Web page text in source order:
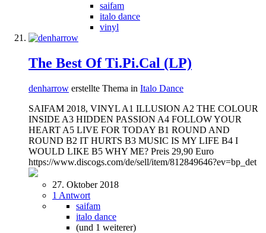
saifam
italo dance
vinyl
The Best Of Ti.Pi.Cal (LP)
denharrow erstellte Thema in Italo Dance
SAIFAM 2018, VINYL A1 ILLUSION A2 THE COLOUR
INSIDE A3 HIDDEN PASSION A4 FOLLOW YOUR
HEART A5 LIVE FOR TODAY B1 ROUND AND
ROUND B2 IT HURTS B3 MUSIC IS MY LIFE B4 I
WOULD LIKE B5 WHY ME? Preis 29,90 Euro
https://www.discogs.com/de/sell/item/812849646?ev=bp_det
27. Oktober 2018
1 Antwort
saifam
italo dance
(und 1 weiterer)